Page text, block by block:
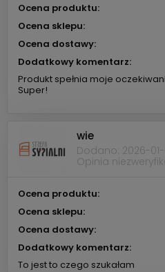
Ocena produktu:
Ocena sklepu:
Ocena dostawy:
Dodatkowy komentarz:
Produkt spełnia moje
Super!
wie
Dodano: 2026-
Opinia
Ocena produktu:
Ocena sklepu:
Ocena dostawy:
Dodatkowy komentarz:
To jest to czego szukałam